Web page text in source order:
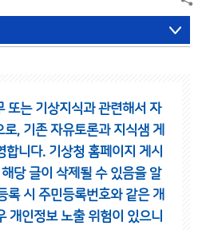
또는 기상지식과 관련해서 자
로, 기존 자유토론과 지식샘 게
합니다. 기상청 홈페이지 게시
당 글이 삭제될 수 있음을 알
록 시 주민등록번호와 같은 개
개인정보 노출 위험이 있으니